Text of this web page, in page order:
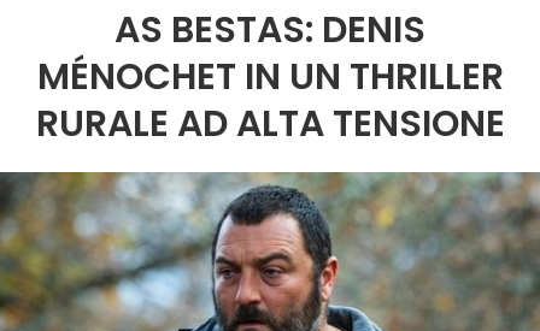
AS BESTAS: DENIS
MÉNOCHET IN UN THRILLER
RURALE AD ALTA TENSIONE